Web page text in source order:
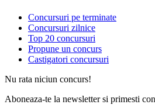
Concursuri pe terminate
Concursuri zilnice
Top 20 concursuri
Propune un concurs
Castigatori concursuri
Nu rata niciun concurs!
Aboneaza-te la newsletter si primesti